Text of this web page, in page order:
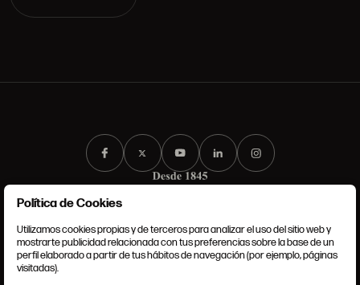
CONDICIONES GENERALES
Política de Cookies
Utilizamos cookies propias y de terceros para analizar el uso del sitio web y
mostrarte publicidad relacionada con tus preferencias sobre la base de un
perfil elaborado a partir de tus hábitos de navegación (por ejemplo, páginas
visitadas).